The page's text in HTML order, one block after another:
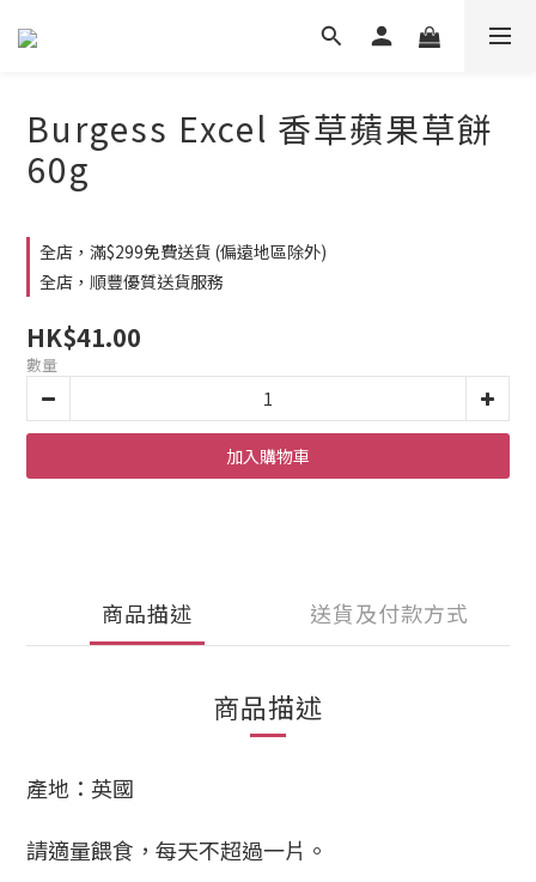
Burgess Excel 香草蘋果草餅
60g
全店，滿$299免費送貨 (偏遠地區除外)
全店，順豐優質送貨服務
HK$41.00
數量
加入購物車
商品描述 送貨及付款方式
商品描述
產地：英國
請適量餵食，每天不超過一片。